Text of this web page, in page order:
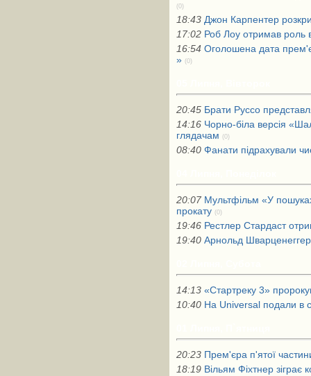
(0)
18:43 Джон Карпентер
17:02 Роб Лоу отримав роль
16:54 Оголошена дата
» (0)
20:45 Брати Руссо
14:16 Чорно-біла версія
глядачам (0)
08:40 Фанати підрахували
20:07 Мультфільм «У
прокату (0)
19:46 Рестлер Стардаст
19:40 Арнольд Шварценеггер
14:13 «Стартреку 3»
10:40 На Universal подали в
20:23 Прем'єра п'ятої
18:19 Вільям Фіхтнер